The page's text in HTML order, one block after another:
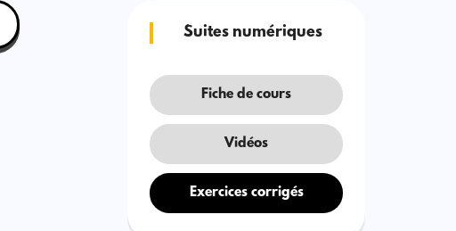
Suites numériques
Fiche de cours
Vidéos
Exercices corrigés